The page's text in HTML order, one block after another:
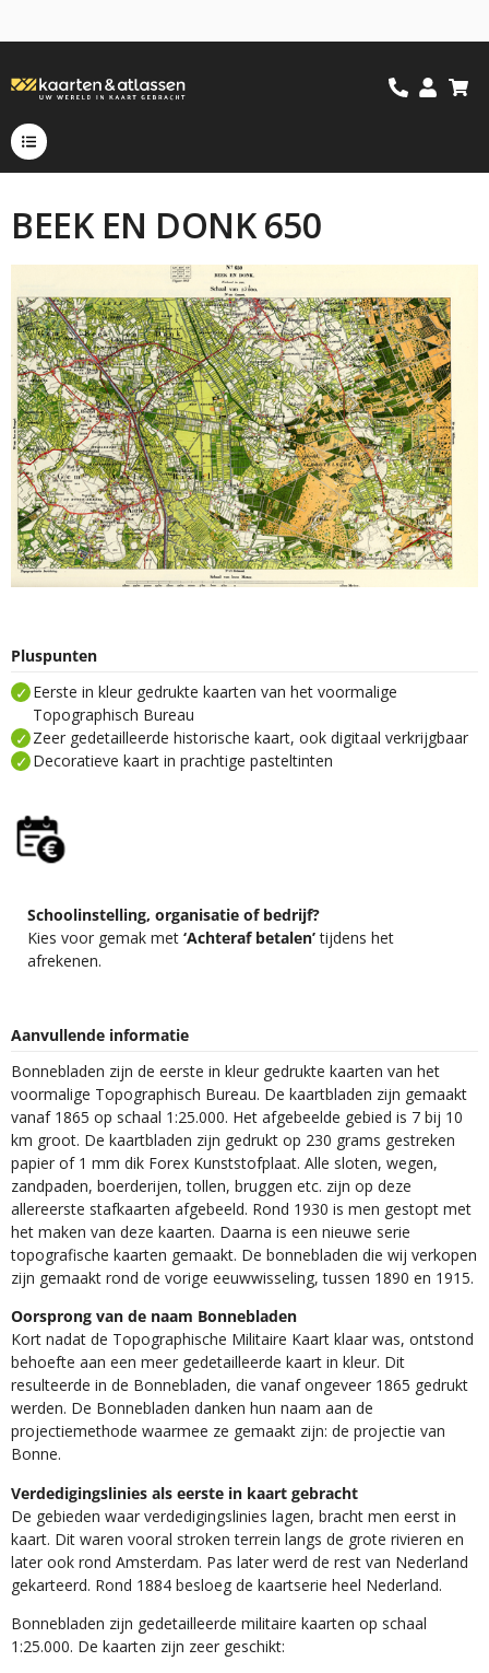
BEEK EN DONK 650
Pluspunten
Eerste in kleur gedrukte kaarten van het voormalige
Topographisch Bureau
Zeer gedetailleerde historische kaart, ook digitaal verkrijgbaar
Decoratieve kaart in prachtige pasteltinten
Schoolinstelling, organisatie of bedrijf?
Kies voor gemak met ‘Achteraf betalen’tijdens het
afrekenen.
Aanvullende informatie
Bonnebladen zijn de eerste in kleur gedrukte kaarten van het
voormalige Topographisch Bureau. De kaartbladen zijn gemaakt
vanaf 1865 op schaal 1:25.000. Het afgebeelde gebied is 7 bij 10
km groot. De kaartbladen zijn gedrukt op 230 grams gestreken
papier of 1 mm dik Forex Kunststofplaat. Alle sloten, wegen,
zandpaden, boerderijen, tollen, bruggen etc. zijn op deze
allereerste stafkaarten afgebeeld. Rond 1930 is men gestopt met
het maken van deze kaarten. Daarna is een nieuwe serie
topografische kaarten gemaakt. De bonnebladen die wij verkopen
zijn gemaakt rond de vorige eeuwwisseling, tussen 1890 en 1915.
Oorsprong van de naam Bonnebladen
Kort nadat de Topographische Militaire Kaart klaar was, ontstond
behoefte aan een meer gedetailleerde kaart in kleur. Dit
resulteerde in de Bonnebladen, die vanaf ongeveer 1865 gedrukt
werden. De Bonnebladen danken hun naam aan de
projectiemethode waarmee ze gemaakt zijn: de projectie van
Bonne.
Verdedigingslinies als eerste in kaart gebracht
De gebieden waar verdedigingslinies lagen, bracht men eerst in
kaart. Dit waren vooral stroken terrein langs de grote rivieren en
later ook rond Amsterdam. Pas later werd de rest van Nederland
gekarteerd. Rond 1884 besloeg de kaartserie heel Nederland.
Bonnebladen zijn gedetailleerde militaire kaarten op schaal
1:25.000. De kaarten zijn zeer geschikt:​